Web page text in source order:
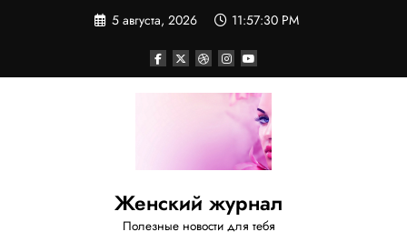
5 августа, 2026 11:57:31 PM
Женский журнал
Полезные новости для тебя